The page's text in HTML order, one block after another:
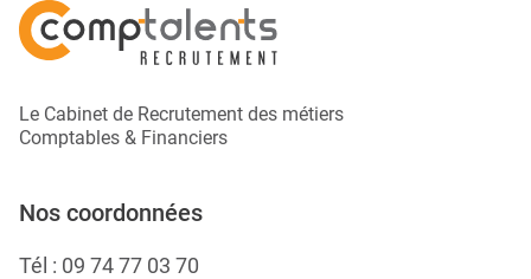
Le Cabinet de Recrutement des métiers
Comptables & Financiers
Nos coordonnées
Tél : 09 74 77 03 70